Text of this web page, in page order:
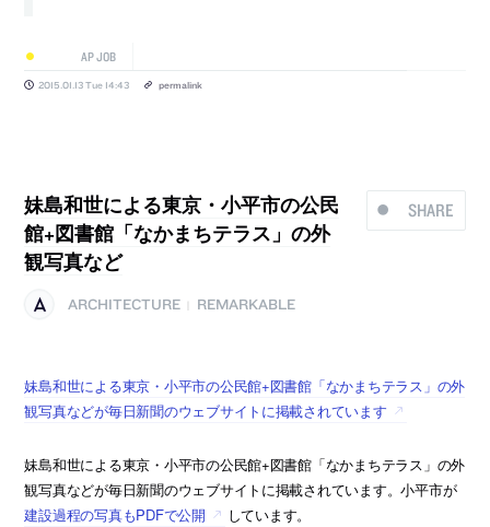
AP JOB
2015.01.13 Tue 14:43 permalink
SHARE
妹島和世による東京・小平市の公民
館+図書館「なかまちテラス」の外
観写真など
ARCHITECTURE REMARKABLE
妹島和世による東京・小平市の公民館+図書館「なかまちテラス」の外
観写真などが毎日新聞のウェブサイトに掲載されています
妹島和世による東京・小平市の公民館+図書館「なかまちテラス」の外
観写真などが毎日新聞のウェブサイトに掲載されています。小平市が
建設過程の写真もPDFで公開
しています。